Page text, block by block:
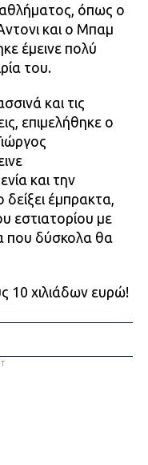
όπως ο
και ο Μπαμ
έμεινε πολύ
του.
και τις
επιμελήθηκε ο
και την
δείξει έμπρακτα,
εστιατορίου με
που δύσκολα θα
10 χιλιάδων ευρώ!